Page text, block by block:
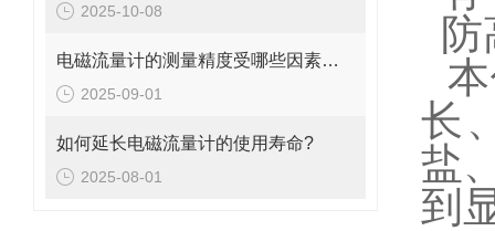
2025-10-08
电磁流量计的测量精度受哪些因素影响?
2025-09-01
如何延长电磁流量计的使用寿命?
2025-08-01
长
盐
到